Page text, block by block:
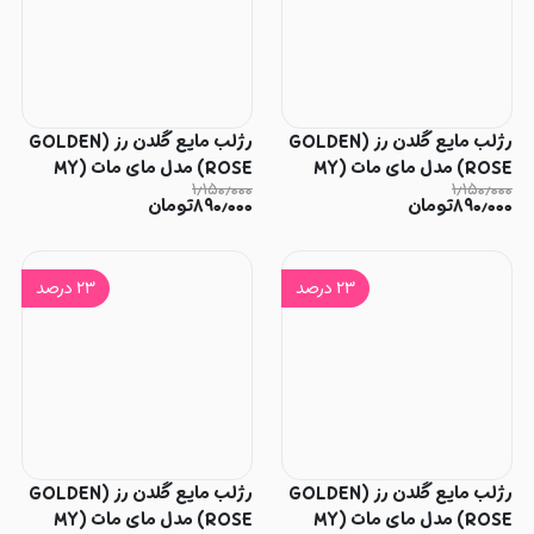
رژلب مایع گلدن رز (GOLDEN
ROSE) مدل مای مات (MY
MATTE) شماره 16
۱٫۱۵۰٫۰۰۰
۸۹۰٫۰۰۰تومان
رژلب مایع گلدن رز (GOLDEN
ROSE) مدل مای مات (MY
MATTE) شماره 15
۱٫۱۵۰٫۰۰۰
۸۹۰٫۰۰۰تومان
۲۳ درصد
رژلب مایع گلدن رز (GOLDEN
ROSE) مدل مای مات (MY
۲۳ درصد
رژلب مایع گلدن رز (GOLDEN
ROSE) مدل مای مات (MY